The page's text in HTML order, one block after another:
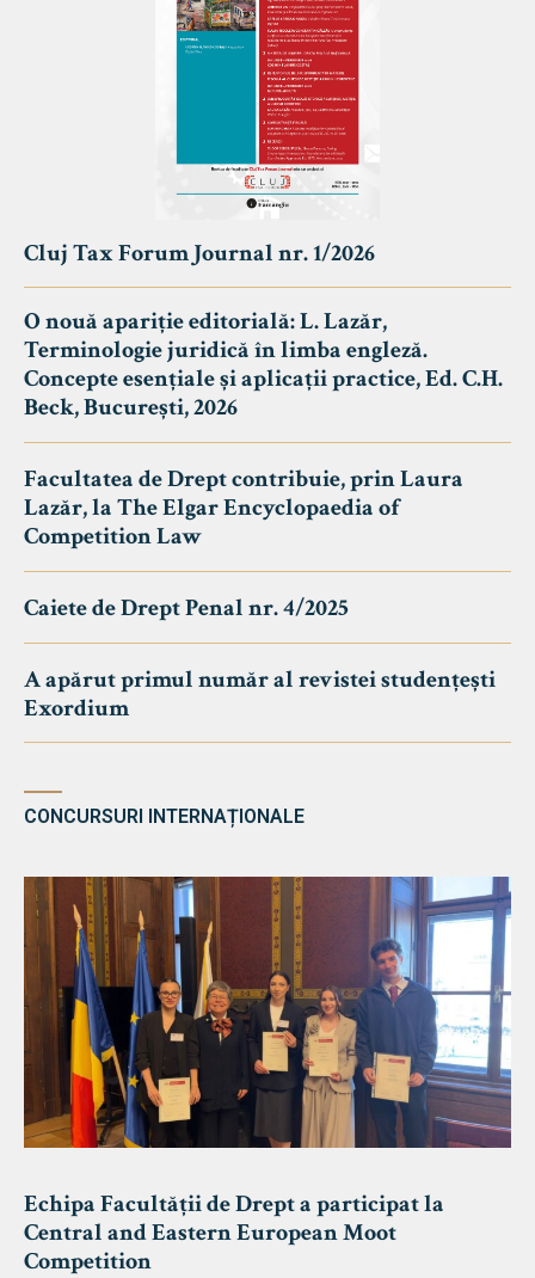
Cluj Tax Forum Journal nr. 1/2026
O nouă apariție editorială: L. Lazăr,
Terminologie juridică în limba engleză.
Concepte esențiale și aplicații practice, Ed. C.H.
Beck, București, 2026
Facultatea de Drept contribuie, prin Laura
Lazăr, la The Elgar Encyclopaedia of
Competition Law
Caiete de Drept Penal nr. 4/2025
A apărut primul număr al revistei studențești
Exordium
CONCURSURI INTERNAȚIONALE
Echipa Facultății de Drept a participat la
Central and Eastern European Moot
Competition